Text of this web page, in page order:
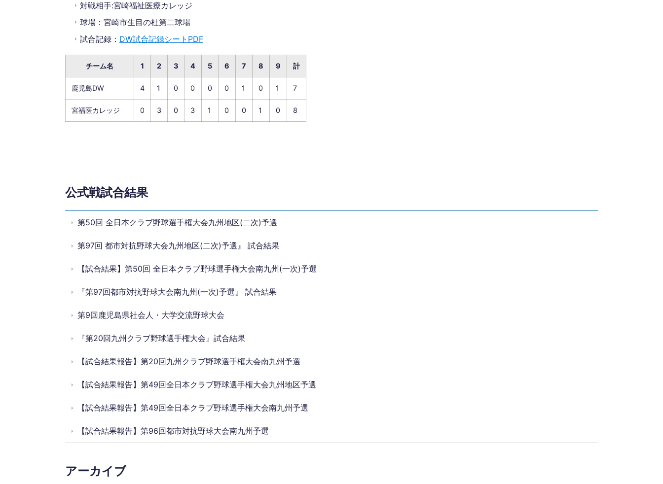
対戦相手:宮崎福祉医療カレッジ
球場：宮崎市生目の杜第二球場
試合記録： DW試合記録シートPDF
チーム名 1 2 3 4 5 6 7 8 9 計
鹿児島DW 4 1 0 0 0 0 1 0 1 7
宮福医カレッジ 0 3 0 3 1 0 0 1 0 8
公式戦試合結果
第50回 全日本クラブ野球選手権大会九州地区(二次)予選
第97回 都市対抗野球大会九州地区(二次)予選』 試合結果
【試合結果】第50回 全日本クラブ野球選手権大会南九州(一次)予選
『第97回都市対抗野球大会南九州(一次)予選』 試合結果
第9回鹿児島県社会人・大学交流野球大会
『第20回九州クラブ野球選手権大会』試合結果
【試合結果報告】第20回九州クラブ野球選手権大会南九州予選
【試合結果報告】第49回全日本クラブ野球選手権大会九州地区予選
【試合結果報告】第49回全日本クラブ野球選手権大会南九州予選
【試合結果報告】第96回都市対抗野球大会南九州予選
アーカイブ